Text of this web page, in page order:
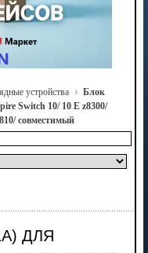
устройства
Блок
Switch 10/ 10 E z8300/
совместимый
ДЛЯ